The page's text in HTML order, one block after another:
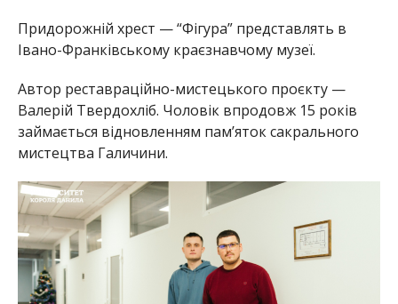
Придорожній хрест — “Фігура” представлять в
Івано-Франківському краєзнавчому музеї.
Автор реставраційно-мистецького проєкту —
Валерій Твердохліб. Чоловік впродовж 15 років
займається відновленням памʼяток сакрального
мистецтва Галичини.